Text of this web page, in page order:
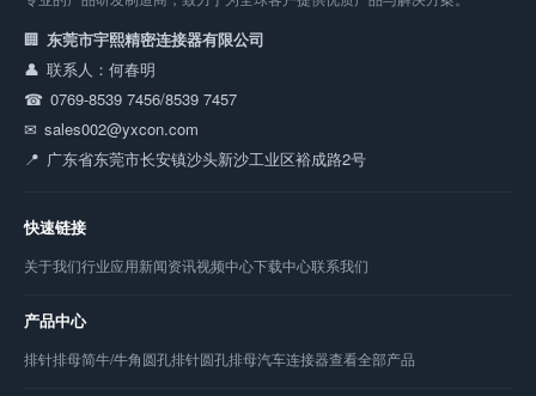
东莞市宇熙精密连接器有限公司
联系人：何春明
0769-8539 7456/8539 7457
sales002@yxcon.com
广东省东莞市长安镇沙头新沙工业区裕成路2号
快速链接
关于我们行业应用新闻资讯视频中心下载中心联系我们
产品中心
排针排母简牛/牛角圆孔排针圆孔排母汽车连接器查看全部产品